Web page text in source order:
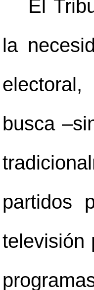
El
la
busca –
partidos
televisión